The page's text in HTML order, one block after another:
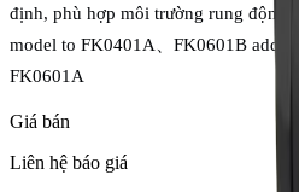
định, phù hợp môi trường rung động.
model to FK0401A、FK0601B adds
FK0601A
Giá bán
Liên hệ báo giá